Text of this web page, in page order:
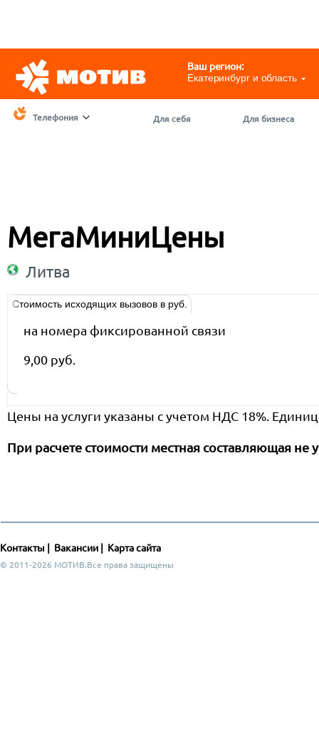
Ваш регион:
Екатеринбург и область
Телефония Для себя Для бизнеса
МегаМиниЦены
Литва
Стоимость исходящих вызовов в руб.
на номера фиксированной связи
9,00 руб.
Цены на услуги указаны с учетом НДС 18%.
При расчете стоимости местная составляющая не
Контакты Вакансии Карта сайта
© 2011-2026 МОТИВ.Все права защищены